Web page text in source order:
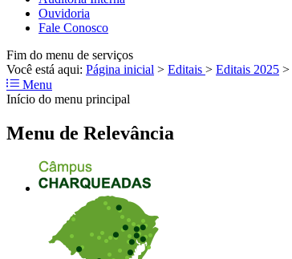
Ouvidoria
Fale Conosco
Fim do menu de serviços
Você está aqui: Página inicial > Editais > Editais 2025 >
Menu
Início do menu principal
Menu de Relevância